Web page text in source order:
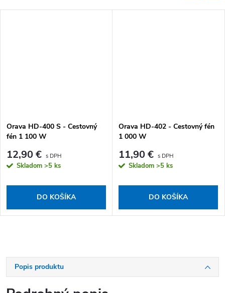
Orava HD-400 S - Cestovný
fén 1 100 W
12,90 €
Skladom >5 ks
DO KOŠÍKA
Orava HD-402 - Cestovný fén
1 000 W
11,90 €
Skladom >5 ks
DO KOŠÍKA
Popis produktu